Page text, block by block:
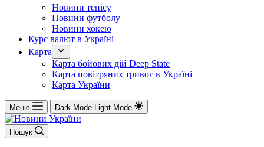
Новини тенісу
Новини футболу
Новини хокею
Курс валют в Україні
Карта
Карта бойових дій Deep State
Карта повітряних тривог в Україні
Карта України
Меню Dark Mode Light Mode
Пошук